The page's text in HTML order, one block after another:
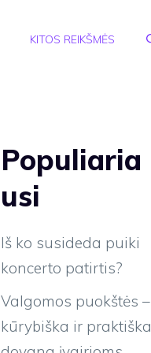
KITOS REIKŠMĖS
Populiaria
usi
Iš ko susideda puiki
koncerto patirtis?
Valgomos puokštės –
kūrybiška ir praktiška